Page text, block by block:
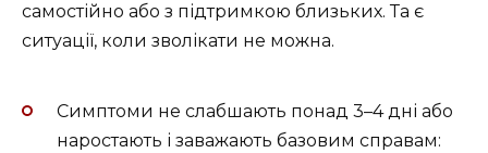
самостійно або з підтримкою близьких. Та є
ситуації, коли зволікати не можна.
Симптоми не слабшають понад 3–4 дні або
наростають і заважають базовим справам: